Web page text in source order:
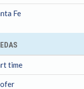
Fe
time